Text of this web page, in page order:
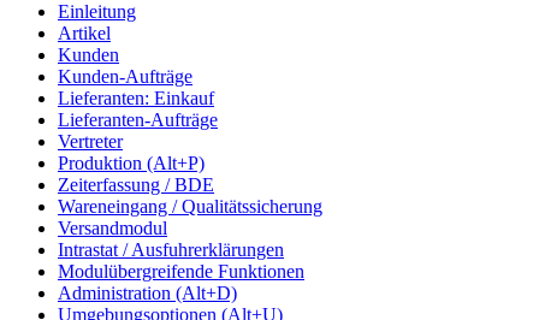
Einleitung
Artikel
Kunden
Kunden-Aufträge
Lieferanten: Einkauf
Lieferanten-Aufträge
Vertreter
Produktion (Alt+P)
Zeiterfassung / BDE
Wareneingang / Qualitätssicherung
Versandmodul
Intrastat / Ausfuhrerklärungen
Modulübergreifende Funktionen
Administration (Alt+D)
Umgebungsoptionen (Alt+U)